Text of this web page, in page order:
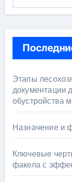
Этапы
документации
обустройства
Назначение и
Ключевые
факела с